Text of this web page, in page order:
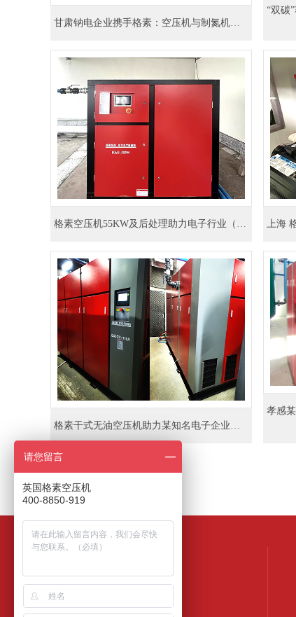
格素空压机55KW及后处理助力电子行业（BAE-55PM/8）
网站导航
格素首页
产品中心
合作案例
新闻资讯
请您留言
英国格素空压机
400-8850-919